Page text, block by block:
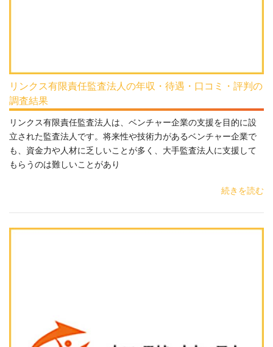
リンクス有限責任監査法人の年収・待遇・口コミ・評判の
調査結果
リンクス有限責任監査法人は、ベンチャー企業の支援を目的に設
立された監査法人です。将来性や技術力があるベンチャー企業で
も、資金力や人材に乏しいことが多く、大手監査法人に支援して
もらうのは難しいことがあり
続きを読む